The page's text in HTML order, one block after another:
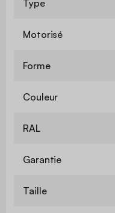
Type
Motorisé
Forme
Couleur
RAL
Garantie
Taille